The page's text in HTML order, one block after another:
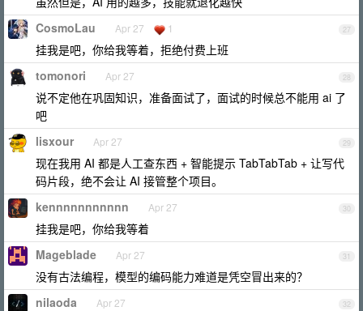
27
CosmoLau Apr 27 1
挂我是吧，你给我等着，拒绝付费上班
28
tomonori Apr 27
说不定他在巩固知识，准备面试了，面试的时候总不能用 ai 了
吧
29
lisxour Apr 27
现在我用 AI 都是人工查东西 + 智能提示 TabTabTab + 让写代
码片段，绝不会让 AI 接管整个项目。
30
kennnnnnnnnnn Apr 27
挂我是吧，你给我等着
31
Mageblade Apr 27
没有古法编程，模型的编码能力难道是凭空冒出来的？
32
nilaoda Apr 27